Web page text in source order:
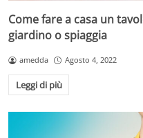
Come fare a casa un
giardino o spiaggia
amedda Agosto 4, 2022
Leggi di più